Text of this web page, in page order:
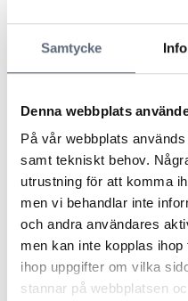
Samtycke
Denna webbplats
På vår webbplats
samt tekniskt behov.
utrustning för att komma
men vi behandlar inte
och andra användares
men kan inte kopplas
ihop uppgifter om vilka
stannar på webbplatsen
företagspriser som
organisationsnummer.
ARN uttalade att för att
vara ”en fysisk person”
ARN menade att
operatören i sitt namn
och inte någon juridisk
operatören.
För att betraktas som
att personen har ingått
”huvudsakligen för
näringsverksamhet”. Vid